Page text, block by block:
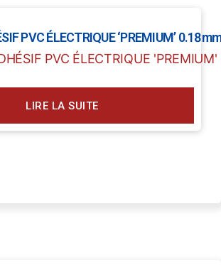
PVC ÉLECTRIQUE ‘PREMIUM’
LIRE LA SUITE